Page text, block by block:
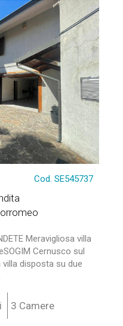
Cod. SE545737
Meravigliosa villa
Cernusco sul
disposta su due
3 Camere